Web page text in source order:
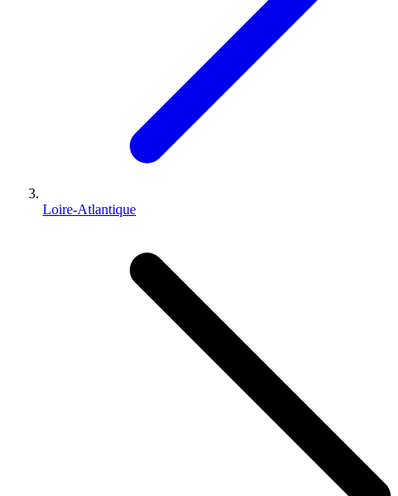
Loire-Atlantique